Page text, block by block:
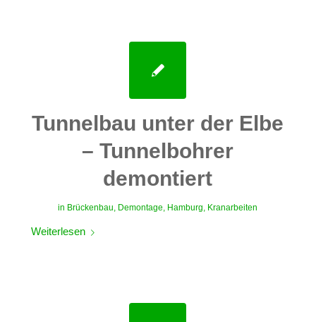
Tunnelbau unter der Elbe
– Tunnelbohrer
demontiert
in Brückenbau, Demontage, Hamburg, Kranarbeiten
Weiterlesen